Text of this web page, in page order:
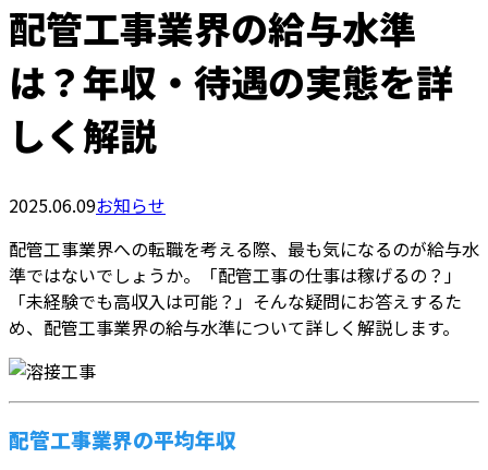
配管工事業界の給与水準
は？年収・待遇の実態を詳
しく解説
2025.06.09お知らせ
配管工事業界への転職を考える際、最も気になるのが給与水
準ではないでしょうか。「配管工事の仕事は稼げるの？」
「未経験でも高収入は可能？」そんな疑問にお答えするた
め、配管工事業界の給与水準について詳しく解説します。
配管工事業界の平均年収